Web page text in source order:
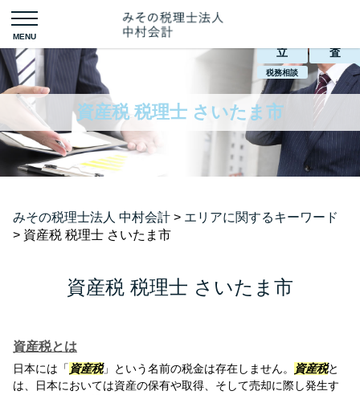
資産税 税理士 さいたま市
立
査
税務相談
みその税理士法人 中村会計 > エリアに関するキーワード
> 資産税 税理士 さいたま市
資産税 税理士 さいたま市
資産税とは
日本には「 資産税」という名前の税金は存在しません。 資産税と
は、日本においては資産の保有や取得、そして売却に際し発生す